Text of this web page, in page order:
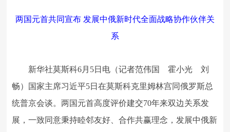
两国元首共同宣布 发展中俄新时代全面战略协作伙伴关
系
新华社莫斯科6月5日电（记者范伟国 霍小光 刘
畅）国家主席习近平5日在莫斯科克里姆林宫同俄罗斯总
统普京会谈。两国元首高度评价建交70年来双边关系发
展，一致同意秉持睦邻友好、合作共赢理念，发展中俄新